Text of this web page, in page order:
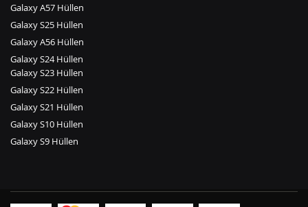
Galaxy A57 Hüllen
Galaxy S25 Hüllen
Galaxy A56 Hüllen
Galaxy S24 Hüllen
Galaxy S23 Hüllen
Galaxy S22 Hüllen
Galaxy S21 Hüllen
Galaxy S10 Hüllen
Galaxy S9 Hüllen